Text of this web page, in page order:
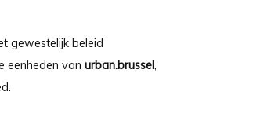
gewestelijk beleid
eenheden van urban.brussel,